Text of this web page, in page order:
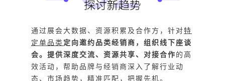
通过展会大数据、资源积累及合作方，针对特
定单品类 定向邀约品类经销商，组织线下座谈
会。提供深度交流、资源共享、对接合作的高
效活动，帮助品牌与经销商深入了解行业动
态、市场趋势，精准匹配，把握先机。